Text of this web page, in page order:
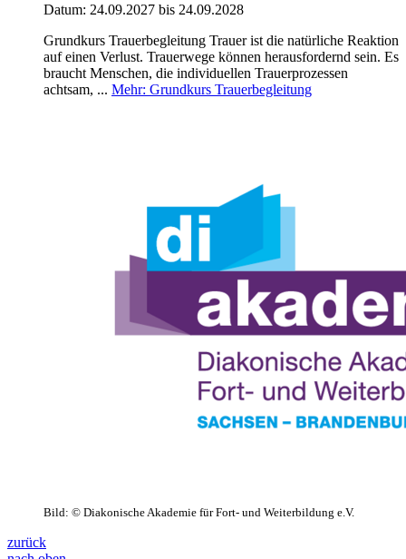
Datum: 24.09.2027 bis 24.09.2028
Grundkurs Trauerbegleitung Trauer ist die natürliche Reaktion
auf einen Verlust. Trauerwege können herausfordernd sein. Es
braucht Menschen, die individuellen Trauerprozessen
achtsam, ... Mehr: Grundkurs Trauerbegleitung
Bild: © Diakonische Akademie für Fort- und Weiterbildung e.V.
zurück